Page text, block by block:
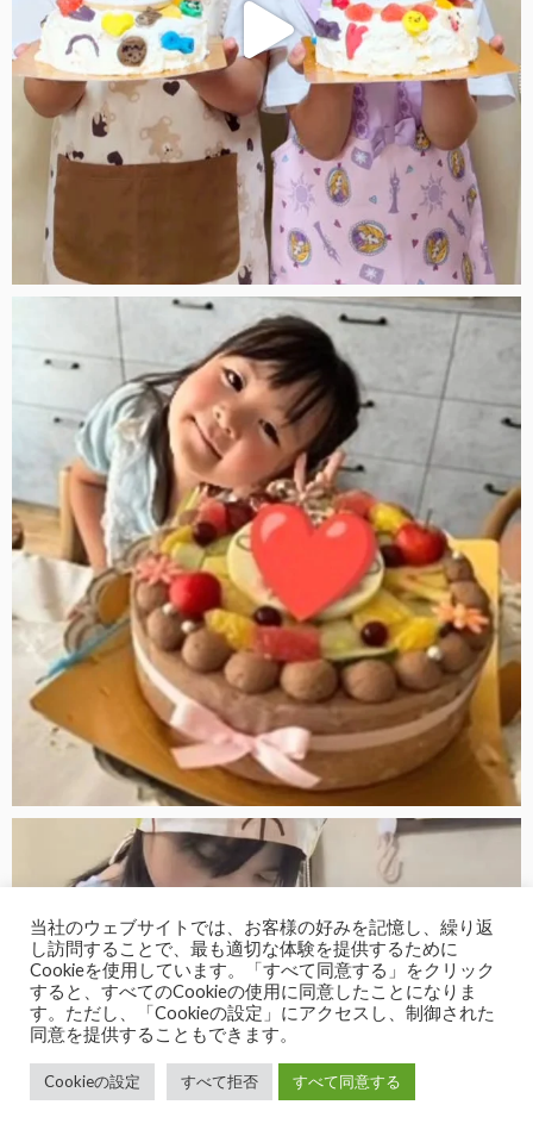
当社のウェブサイトでは、お客様の好みを記憶し、繰り返
し訪問することで、最も適切な体験を提供するために
Cookieを使用しています。「すべて同意する」をクリック
すると、すべてのCookieの使用に同意したことになりま
す。ただし、「Cookieの設定」にアクセスし、制御された
同意を提供することもできます。
Cookieの設定 すべて拒否 すべて同意する